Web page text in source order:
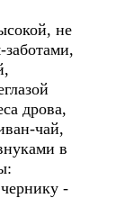
не
дрова,
чай,
в
-